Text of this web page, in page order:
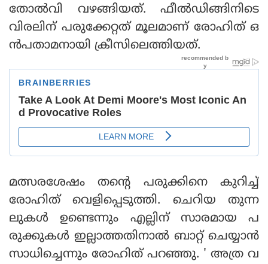
തോല്‍വി വഴങ്ങിയത്. ഫീല്‍ഡിങ്ങിനിടെ
വിരലിന് പരുക്കേറ്റത് മൂലമാണ് രോഹിത് ഒ
ന്‍പതാമനായി ക്രീസിലെത്തിയത്.
മത്സരശേഷം തന്റെ പരുക്കിനെ കുറിച്ച്
രോഹിത് വെളിപ്പെടുത്തി. ചെറിയ തുന്ന
ലുകള്‍ ഉണ്ടെന്നും എല്ലിന് സാരമായ പ
രുക്കുകള്‍ ഇല്ലാത്തതിനാല്‍ ബാറ്റ് ചെയ്യാന്‍
സാധിച്ചെന്നും രോഹിത് പറഞ്ഞു. ' അത്ര വ